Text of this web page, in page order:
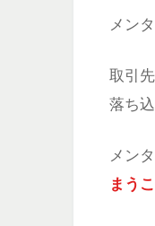
メン
取引
落ち
メン
まう